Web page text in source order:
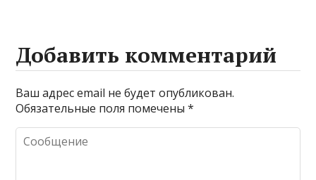
Добавить комментарий
Ваш адрес email не будет опубликован.
Обязательные поля помечены*